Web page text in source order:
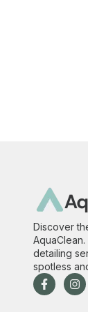
Discover
detailing
spotless